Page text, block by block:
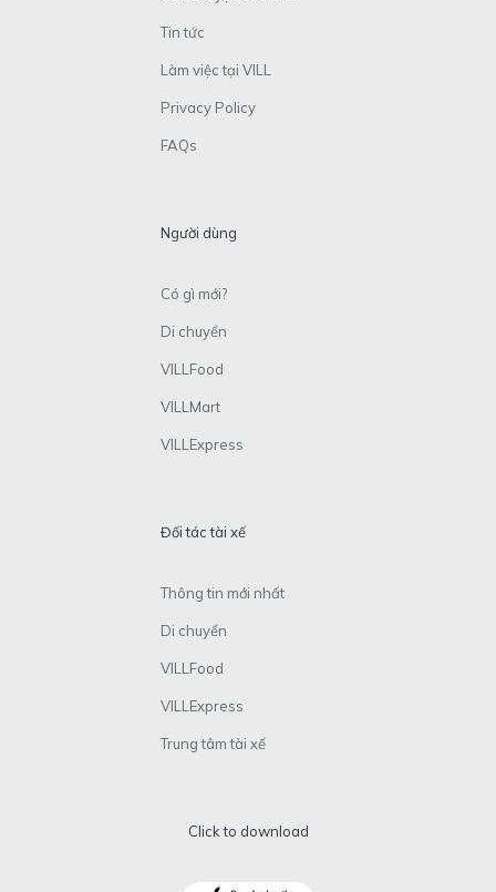
Tin tức
Làm việc tại VILL
Privacy Policy
FAQs
Người dùng
Có gì mới?
Di chuyển
VILLFood
VILLMart
VILLExpress
Đối tác tài xế
Thông tin mới nhất
Di chuyển
VILLFood
VILLExpress
Trung tâm tài xế
Click to download